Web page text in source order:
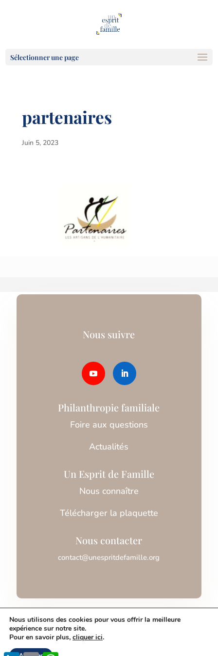
Sélectionner une page
partenaires
Juin 5, 2023
Nous suivre
Philanthropie familiale
Foire aux questions
Actualités
Un Esprit de Famille
Nous connaître
Télécharger la plaquette
Nous contacter
contact@unespritdefamille.org
Mentions légales
Nous utilisons des cookies pour vous offrir la meilleure
expérience sur notre site.
Pour en savoir plus, cliquer ici.